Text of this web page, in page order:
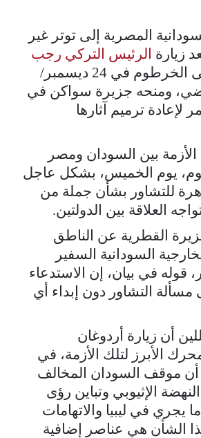
المصرية إلى توتر غير
زيارة الرئيس التركي رجب
إلى الخرطوم في 24 ديسمبر/
ومنحه جزيرة سواكن في
لإعادة ترميم آثارها
بين السودان ومصر
يوم الخميس، بشكل عاجل
للتشاور بشأن جملة من
العلاقة بين الدولتين.
القطرية عن الناطق
السودانية السفير
قوله في بيان، إن الاستدعاء
التشاور دون إبداء أي
أن زيارة أردوغان
الأبرز لتلك الأزمة، في
موقف السودان المخالف
الإثيوبي وتباين رؤى
يجري في ليبيا والاتهامات
الشأن هي عناصر إضافية